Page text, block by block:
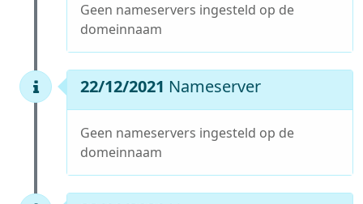
Geen nameservers ingesteld op de
domeinnaam
22/12/2021 Nameserver
Geen nameservers ingesteld op de
domeinnaam